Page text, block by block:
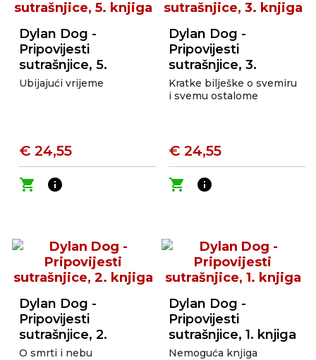
Dylan Dog -
Pripovijesti
sutrašnjice, 5.
knjiga
Ubijajući vrijeme
€ 24,55
shopping_cart
info
Dylan Dog -
Pripovijesti
sutrašnjice, 3.
knjiga
Kratke bilješke o svemiru
i svemu ostalome
€ 24,55
shopping_cart
info
Dylan Dog -
Pripovijesti
sutrašnjice, 2.
knjiga
O smrti i nebu
Dylan Dog -
Pripovijesti
sutrašnjice, 1. knjiga
Nemoguća knjiga